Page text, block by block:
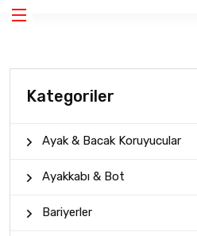
Kategoriler
Ayak & Bacak Koruyucular
Ayakkabı & Bot
Bariyerler